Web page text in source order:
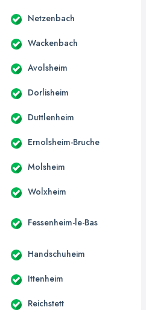
Netzenbach
Wackenbach
Avolsheim
Dorlisheim
Duttlenheim
Ernolsheim-Bruche
Molsheim
Wolxheim
Fessenheim-le-Bas
Handschuheim
Ittenheim
Reichstett